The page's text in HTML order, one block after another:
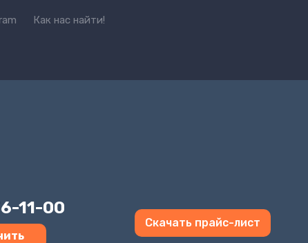
Как нас найти!
11-00
Скачать прайс-лист